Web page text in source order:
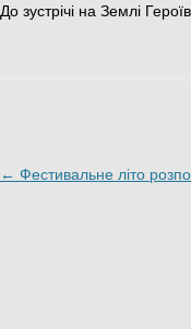
До зустрічі на Землі
Навигация по записям
← Фестивальне літо